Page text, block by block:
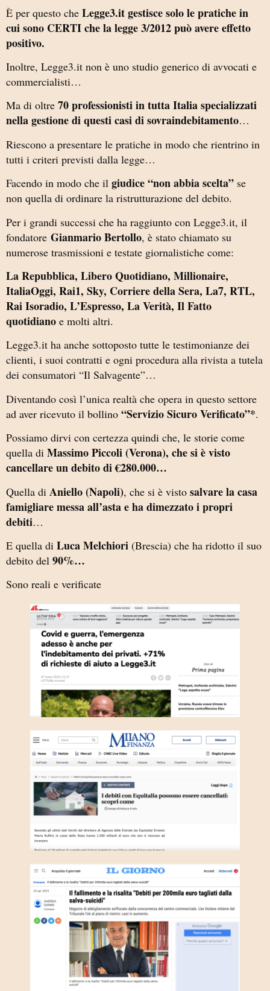
È per questo che Legge3.it gestisce solo le pratiche in
cui sono CERTI che la legge 3/2012 può avere effetto
positivo.
Inoltre, Legge3.it non è uno studio generico di avvocati e
commercialisti…
Ma di oltre 70 professionisti in tutta Italia specializzati
nella gestione di questi casi di sovraindebitamento…
Riescono a presentare le pratiche in modo che rientrino in
tutti i criteri previsti dalla legge…
Facendo in modo che il giudice “non abbia scelta” se
non quella di ordinare la ristrutturazione del debito.
Per i grandi successi che ha raggiunto con Legge3.it, il
fondatore Gianmario Bertollo, è stato chiamato su
numerose trasmissioni e testate giornalistiche come:
La Repubblica, Libero Quotidiano, Millionaire,
ItaliaOggi, Rai1, Sky, Corriere della Sera, La7, RTL,
Rai Isoradio, L’Espresso, La Verità, Il Fatto
quotidiano e molti altri.
Legge3.it ha anche sottoposto tutte le testimonianze dei
clienti, i suoi contratti e ogni procedura alla rivista a tutela
dei consumatori “Il Salvagente”…
Diventando così l’unica realtà che opera in questo settore
ad aver ricevuto il bollino “Servizio Sicuro Verificato”*.
Possiamo dirvi con certezza quindi che, le storie come
quella di Massimo Piccoli (Verona), che si è visto
cancellare un debito di €280.000…
Quella di Aniello (Napoli), che si è visto salvare la casa
famigliare messa all’asta e ha dimezzato i propri
debiti…
E quella di Luca Melchiori (Brescia) che ha ridotto il suo
debito del 90%…
Sono reali e verificate